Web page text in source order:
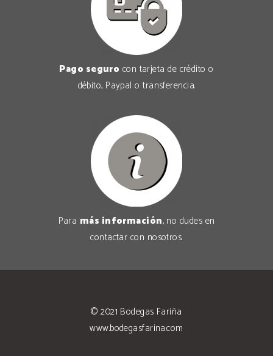
Pago seguro con tarjeta de crédito o
débito, Paypal o transferencia.
Para más información, no dudes en
contactar con nosotros.
© 2021 Bodegas Fariña
www.bodegasfarina.com